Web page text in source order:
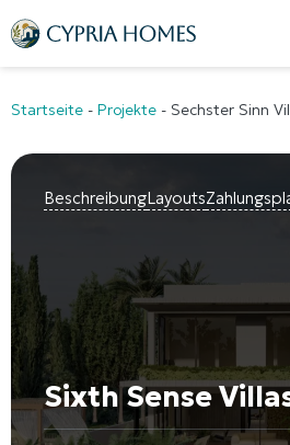
Startseite - Projekte - Sechster Sinn
BeschreibungLayouts
Sixth Sense